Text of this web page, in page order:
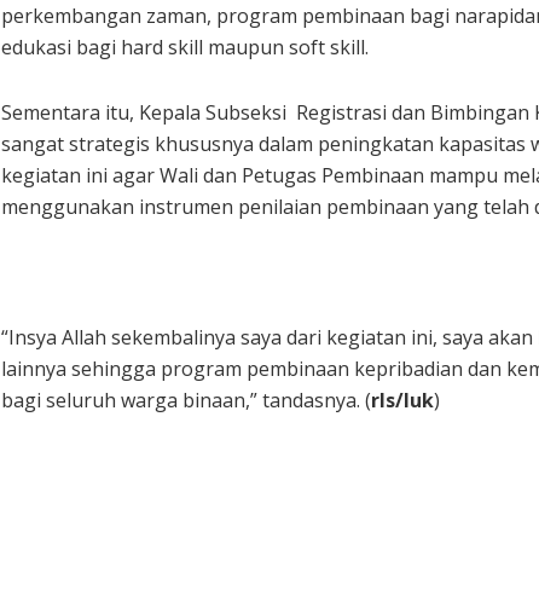
perkembangan zaman, program pembinaan bagi
edukasi bagi hard skill maupun soft skill.
Sementara itu, Kepala Subseksi Registrasi dan
sangat strategis khususnya dalam peningkatan
kegiatan ini agar Wali dan Petugas Pembinaan mampu
menggunakan instrumen penilaian pembinaan yang
“Insya Allah sekembalinya saya dari kegiatan ini, saya
lainnya sehingga program pembinaan kepribadian dan
bagi seluruh warga binaan,” tandasnya. (rls/luk)